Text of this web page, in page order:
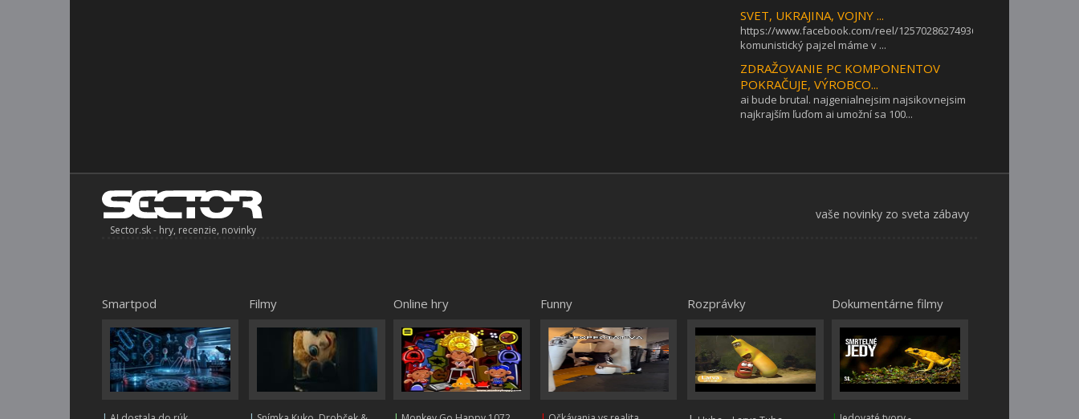
SVET, UKRAJINA, VOJNY ...
https://www.facebook.com/reel/1257028627493642takýto
komunistický pajzel máme v ...
ZDRAŽOVANIE PC KOMPONENTOV
POKRAČUJE, VÝROBCO...
ai bude brutal. najgenialnejsim najsikovnejsim
najkrajším ľuďom ai umožní sa 100...
vaše novinky zo sveta zábavy
Sector.sk - hry, recenzie, novinky
Smartpod Filmy Online hry Funny Rozprávky Dokumentárne filmy